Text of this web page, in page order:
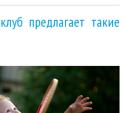
предлагает такие